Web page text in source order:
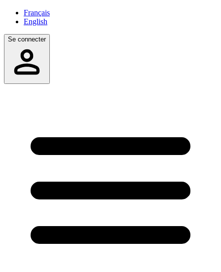
Français
English
Se connecter